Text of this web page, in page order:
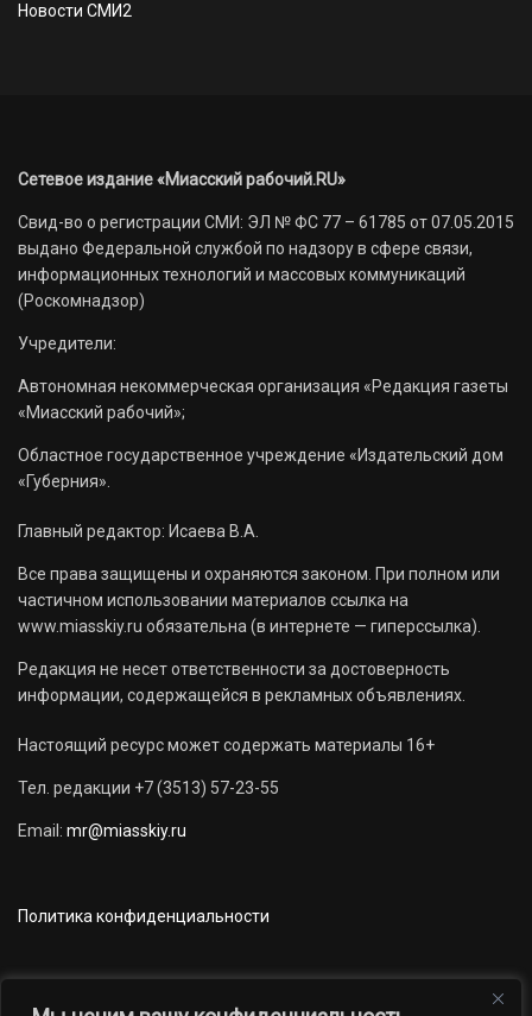
Новости СМИ2
Сетевое издание «Миасский рабочий.RU»
Свид-во о регистрации СМИ: ЭЛ № ФС 77 – 61785 от 07.05.2015
выдано Федеральной службой по надзору в сфере связи,
информационных технологий и массовых коммуникаций
(Роскомнадзор)
Учредители:
Автономная некоммерческая организация «Редакция газеты
«Миасский рабочий»;
Областное государственное учреждение «Издательский дом
«Губерния».
Главный редактор: Исаева В.А.
Все права защищены и охраняются законом. При полном или
частичном использовании материалов ссылка на
www.miasskiy.ru обязательна (в интернете — гиперссылка).
Редакция не несет ответственности за достоверность
информации, содержащейся в рекламных объявлениях.
Настоящий ресурс может содержать материалы 16+
Тел. редакции +7 (3513) 57-23-55
Email: mr@miasskiy.ru
Политика конфиденциальности